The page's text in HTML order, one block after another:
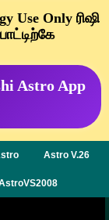
Use Only ரிஷி
Astro App
Astro V.26